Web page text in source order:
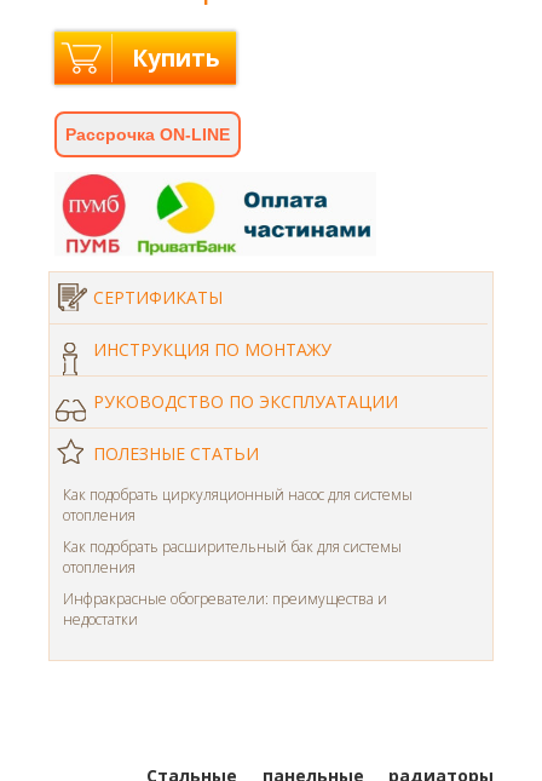
Купить
Рассрочка ON-LINE
СЕРТИФИКАТЫ
ИНСТРУКЦИЯ ПО МОНТАЖУ
РУКОВОДСТВО ПО ЭКСПЛУАТАЦИИ
ПОЛЕЗНЫЕ СТАТЬИ
Как подобрать циркуляционный насос для системы
отопления
Как подобрать расширительный бак для системы
отопления
Инфракрасные обогреватели: преимущества и
недостатки
Стальные панельные радиаторы